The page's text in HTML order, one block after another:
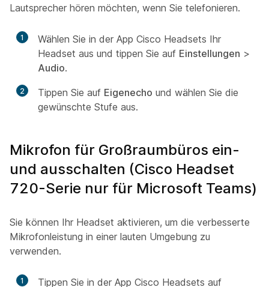
Lautsprecher hören möchten, wenn Sie telefonieren.
1
Wählen Sie in der App Cisco Headsets Ihr
Headset aus und tippen Sie auf Einstellungen >
Audio.
2 Tippen Sie auf Eigenecho und wählen Sie die
gewünschte Stufe aus.
Mikrofon für Großraumbüros ein-
und ausschalten (Cisco Headset
720-Serie nur für Microsoft Teams)
Sie können Ihr Headset aktivieren, um die verbesserte
Mikrofonleistung in einer lauten Umgebung zu
verwenden.
1 Tippen Sie in der App Cisco Headsets auf